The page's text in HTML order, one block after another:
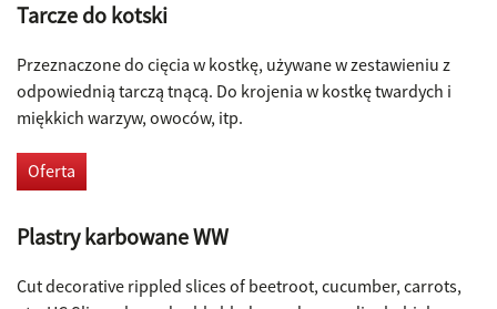
​Tarcze do kotski
Przeznaczone do cięcia w kostkę, używane w zestawieniu z
odpowiednią tarczą tnącą. Do krojenia w kostkę twardych i
miękkich warzyw, owoców, itp.
Oferta
Plastry karbowane WW
Cut decorative rippled slices of beetroot, cucumber, carrots,